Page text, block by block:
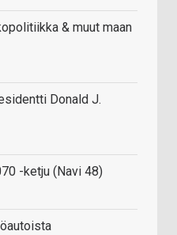
& muut maan
Donald J.
-ketju (Navi 48)